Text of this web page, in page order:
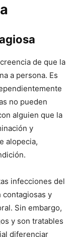
de que la
a persona. Es
no pueden
alguien que la
y
alopecia,
infecciones del
contagiosas y
Sin embargo,
y son tratables
diferenciar